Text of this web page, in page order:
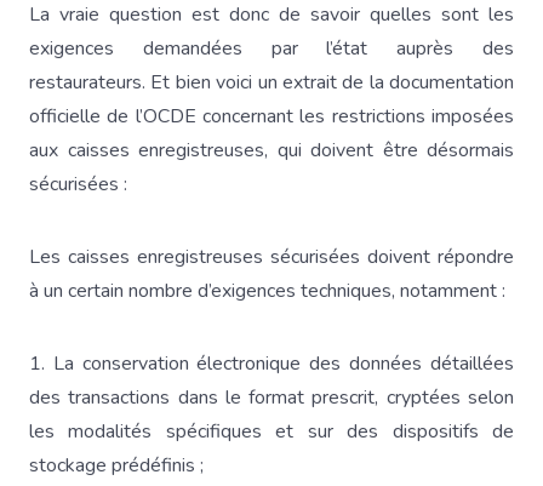
La vraie question est donc de savoir quelles sont les
exigences demandées par l’état auprès des
restaurateurs. Et bien voici un extrait de la documentation
officielle de l’OCDE concernant les restrictions imposées
aux caisses enregistreuses, qui doivent être désormais
sécurisées :
Les caisses enregistreuses sécurisées doivent répondre
à un certain nombre d’exigences techniques, notamment :
1. La conservation électronique des données détaillées
des transactions dans le format prescrit, cryptées selon
les modalités spécifiques et sur des dispositifs de
stockage prédéfinis ;